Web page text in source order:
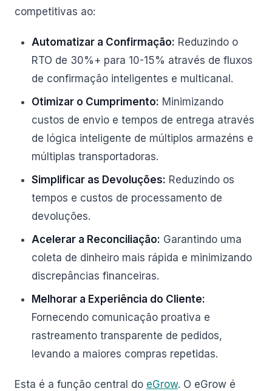
competitivas ao:
Automatizar a Confirmação: Reduzindo o
RTO de 30%+ para 10-15% através de fluxos
de confirmação inteligentes e multicanal.
Otimizar o Cumprimento: Minimizando
custos de envio e tempos de entrega através
de lógica inteligente de múltiplos armazéns e
múltiplas transportadoras.
Simplificar as Devoluções: Reduzindo os
tempos e custos de processamento de
devoluções.
Acelerar a Reconciliação: Garantindo uma
coleta de dinheiro mais rápida e minimizando
discrepâncias financeiras.
Melhorar a Experiência do Cliente:
Fornecendo comunicação proativa e
rastreamento transparente de pedidos,
levando a maiores compras repetidas.
Esta é a função central do eGrow. O eGrow é